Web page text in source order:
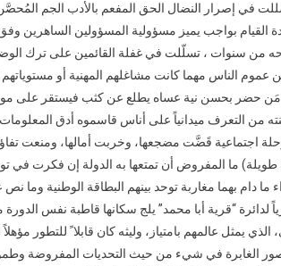
في إصرار النضال الحق المفعم بالأدب الجم المُحصَّن
بواجب يميز مسؤولية المسؤولين الساهرين
من سنوات ، تسلّلت في غفلة القائمين على ترك
عموم الناس مهما كانت مشاغلهم المهنية أو مستوياتهم
مَن حضر بحسن نية عساه يطلع عن كثب فيستقر على
من التعرف ميدانياً على أناس قاسموه أدق المعلومات
اجتماعية قَضَّت مضجعها، وخربت أمالها، ومنعت
طويلة) ما المفروض أن تمتعها به الدولة إن فكرت في
دام بهما مغاربة توحد بينهم البطاقة الوطنية وما
لدائرة “قرية أبا محمد” يلج سكانها قاطبة نفس
يمثل عالمهم بامتياز، وليثه كان قابلا ً للتطور مؤهلاً
الغابرة في شيء من حيث التحديات المفروضة